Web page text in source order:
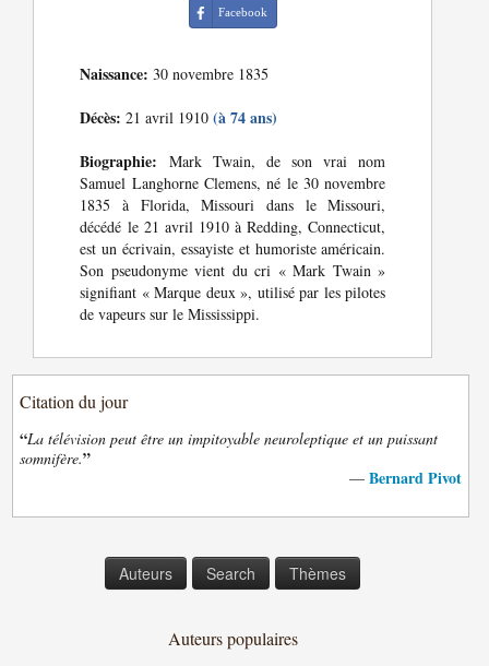
Facebook
Naissance: 30 novembre 1835
Décès: 21 avril 1910(à 74 ans)
Biographie: Mark Twain, de son vrai nom
Samuel Langhorne Clemens, né le 30 novembre
1835 à Florida, Missouri dans le Missouri,
décédé le 21 avril 1910 à Redding, Connecticut,
est un écrivain, essayiste et humoriste américain.
Son pseudonyme vient du cri « Mark Twain »
signifiant « Marque deux », utilisé par les pilotes
de vapeurs sur le Mississippi.
Citation du jour
“La télévision peut être un impitoyable neuroleptique et un puissant
somnifère.”
— Bernard Pivot
Auteurs Search Thèmes
Auteurs populaires